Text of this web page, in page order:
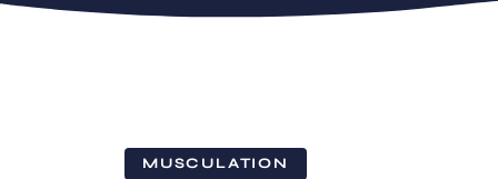
MUSCULATION